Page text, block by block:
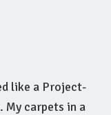
like a Project-
My carpets in a